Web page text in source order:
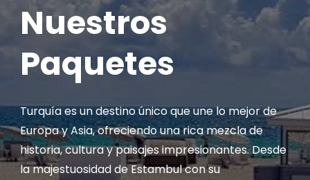
Nuestros
Paquetes
Turquía es un destino único que une lo mejor de
Europa y Asia, ofreciendo una rica mezcla de
historia, cultura y paisajes impresionantes. Desde
la majestuosidad de Estambul con su